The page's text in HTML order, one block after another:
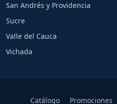
San Andrés y Providencia
Sucre
Valle del Cauca
Vichada
Catálogo Promociones